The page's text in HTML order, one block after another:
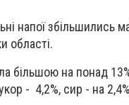
напої збільшились
області.
більшою на понад
- 4,2%, сир - на